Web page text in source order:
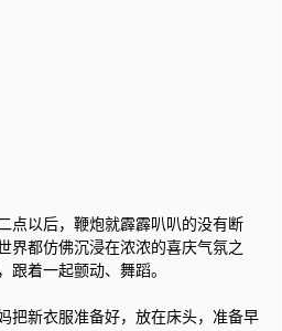
点以后，鞭炮就霹霹叭叭的没有断
界都仿佛沉浸在浓浓的喜庆气氛之
着一起颤动、舞蹈。
把新衣服准备好，放在床头，准备早